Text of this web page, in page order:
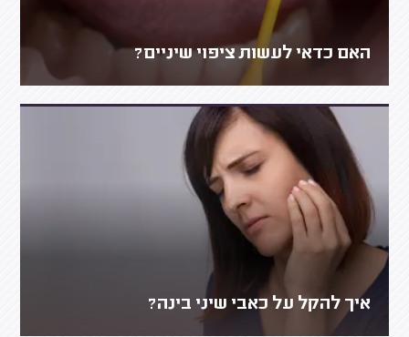
האם כדאי לעשות ציפוי שיניים?
איך להקל על כאבי שיני בינה?